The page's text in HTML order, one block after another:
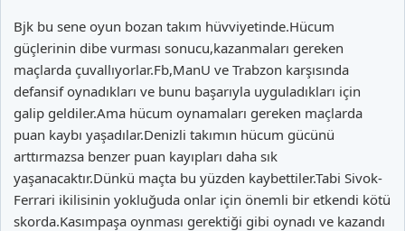
Bjk bu sene oyun bozan takım hüvviyetinde.Hücum
güçlerinin dibe vurması sonucu,kazanmaları gereken
maçlarda çuvallıyorlar.Fb,ManU ve Trabzon karşısında
defansif oynadıkları ve bunu başarıyla uyguladıkları için
galip geldiler.Ama hücum oynamaları gereken maçlarda
puan kaybı yaşadılar.Denizli takımın hücum gücünü
arttırmazsa benzer puan kayıpları daha sık
yaşanacaktır.Dünkü maçta bu yüzden kaybettiler.Tabi Sivok-
Ferrari ikilisinin yokluğuda onlar için önemli bir etkendi kötü
skorda.Kasımpaşa oynması gerektiği gibi oynadı ve kazandı